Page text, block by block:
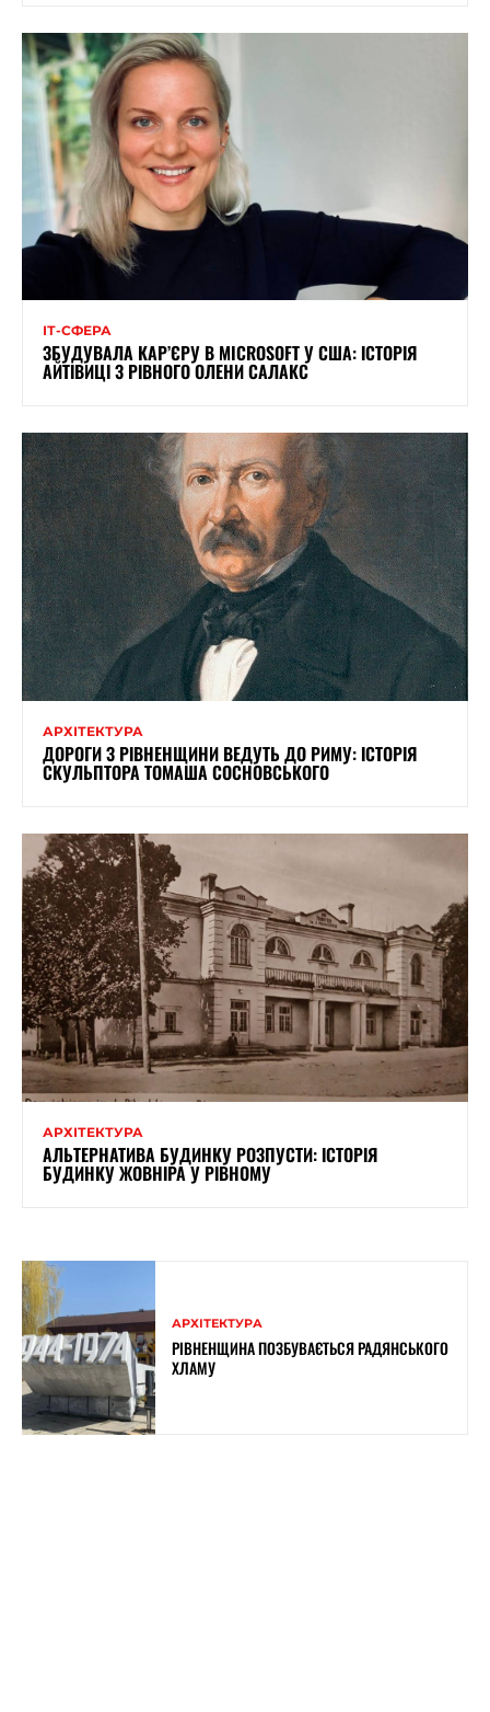
ІТ-СФЕРА
ЗБУДУВАЛА КАР’ЄРУ В MICROSOFT У США: ІСТОРІЯ
АЙТІВИЦІ З РІВНОГО ОЛЕНИ САЛАКС
АРХІТЕКТУРА
ДОРОГИ З РІВНЕНЩИНИ ВЕДУТЬ ДО РИМУ: ІСТОРІЯ
СКУЛЬПТОРА ТОМАША СОСНОВСЬКОГО
АРХІТЕКТУРА
АЛЬТЕРНАТИВА БУДИНКУ РОЗПУСТИ: ІСТОРІЯ
БУДИНКУ ЖОВНІРА У РІВНОМУ
АРХІТЕКТУРА
РІВНЕНЩИНА ПОЗБУВАЄТЬСЯ РАДЯНСЬКОГО
ХЛАМУ